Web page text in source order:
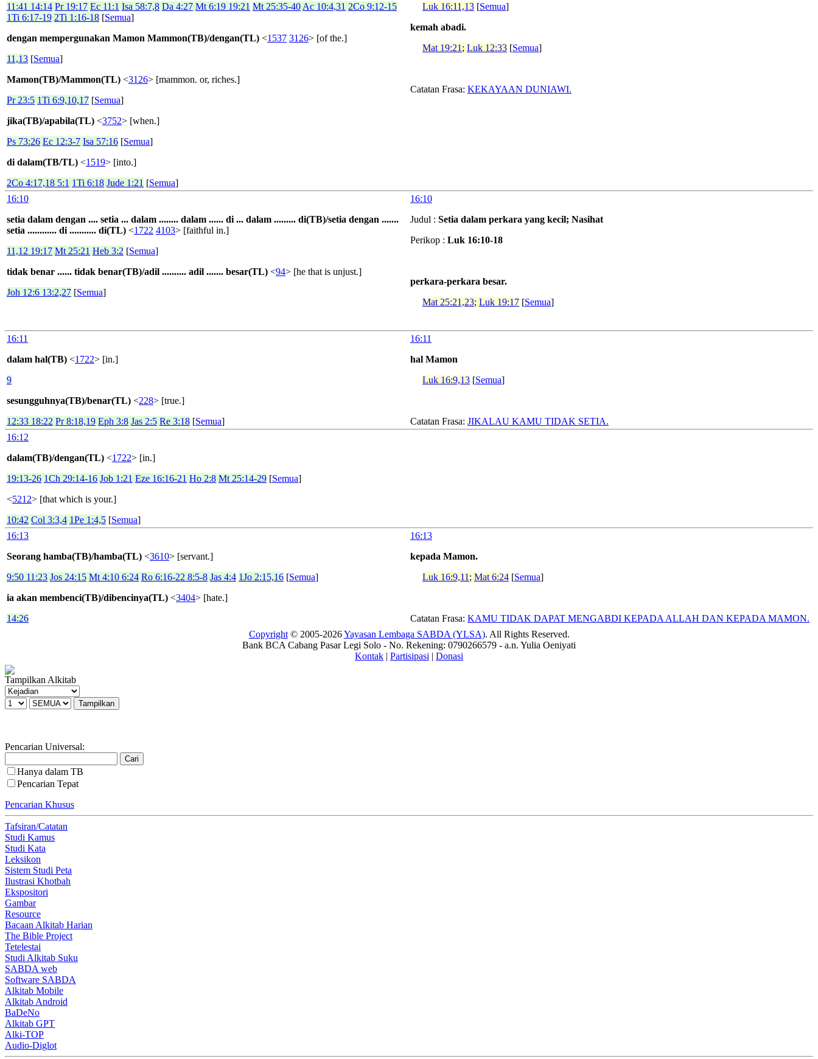
11:41 14:14 Pr 19:17 Ec 11:1 Isa 58:7,8 Da 4:27 Mt 6:19 19:21 Mt 25:35-40 Ac 10:4,31 2Co 9:12-15
1Ti 6:17-19 2Ti 1:16-18 [Semua]
dengan mempergunakan Mamon Mammon(TB)/dengan(TL) <1537 3126> [of the.]
11,13 [Semua]
Mamon(TB)/Mammon(TL) <3126> [mammon. or, riches.]
Pr 23:5 1Ti 6:9,10,17 [Semua]
jika(TB)/apabila(TL) <3752> [when.]
Ps 73:26 Ec 12:3-7 Isa 57:16 [Semua]
di dalam(TB/TL) <1519> [into.]
2Co 4:17,18 5:1 1Ti 6:18 Jude 1:21 [Semua]
Luk 16:11,13 [Semua]
kemah abadi.
Mat 19:21 ; Luk 12:33 [Semua]
Catatan Frasa: KEKAYAAN DUNIAWI.
16:10
setia dalam dengan .... setia ... dalam ........ dalam ...... di ... dalam ......... di(TB)/setia dengan .......
setia ............ di ........... di(TL) <1722 4103> [faithful in.]
11,12 19:17 Mt 25:21 Heb 3:2 [Semua]
tidak benar ...... tidak benar(TB)/adil .......... adil ....... besar(TL) <94> [he that is unjust.]
Joh 12:6 13:2,27 [Semua]
16:10
Judul : Setia dalam perkara yang kecil; Nasihat
Perikop : Luk 16:10-18
perkara-perkara besar.
Mat 25:21,23; Luk 19:17 [Semua]
16:11
dalam hal(TB) <1722> [in.]
9
sesungguhnya(TB)/benar(TL) <228> [true.]
12:33 18:22 Pr 8:18,19 Eph 3:8 Jas 2:5 Re 3:18 [Semua]
16:11
hal Mamon
Luk 16:9,13 [Semua]
Catatan Frasa: JIKALAU KAMU TIDAK SETIA.
16:12
dalam(TB)/dengan(TL) <1722> [in.]
19:13-26 1Ch 29:14-16 Job 1:21 Eze 16:16-21 Ho 2:8 Mt 25:14-29 [Semua]
<5212> [that which is your.]
10:42 Col 3:3,4 1Pe 1:4,5 [Semua]
16:13
Seorang hamba(TB)/hamba(TL) <3610> [servant.]
9:50 11:23 Jos 24:15 Mt 4:10 6:24 Ro 6:16-22 8:5-8 Jas 4:4 1Jo 2:15,16 [Semua]
ia akan membenci(TB)/dibencinya(TL) <3404> [hate.]
14:26
16:13
kepada Mamon.
Luk 16:9,11 ; Mat 6:24 [Semua]
Catatan Frasa: KAMU TIDAK DAPAT MENGABDI KEPADA ALLAH DAN KEPADA MAMON.
Copyright© 2005-2026Yayasan Lembaga SABDA (YLSA). All Rights Reserved.
Bank BCA Cabang Pasar Legi Solo - No. Rekening: 0790266579 - a.n. Yulia Oeniyati
Kontak | Partisipasi | Donasi
Tampilkan Alkitab
Pencarian Universal:
Hanya dalam TB
Pencarian Tepat
Pencarian Khusus
Tafsiran/Catatan
Studi Kamus
Studi Kata
Leksikon
Sistem Studi Peta
Ilustrasi Khotbah
Ekspositori
Gambar
Resource
Bacaan Alkitab Harian
The Bible Project
Tetelestai
Studi Alkitab Suku
SABDA web
Software SABDA
Alkitab Mobile
Alkitab Android
BaDeNo
Alkitab GPT
Alki-TOP
Audio-Diglot